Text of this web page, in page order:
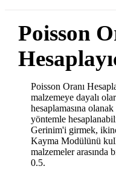
Poisson
Poisson Oranı
malzemeye dayalı
hesaplamasına
yöntemle
Gerinim'i girmek,
Kayma Modülünü
malzemeler arasında
0.5.